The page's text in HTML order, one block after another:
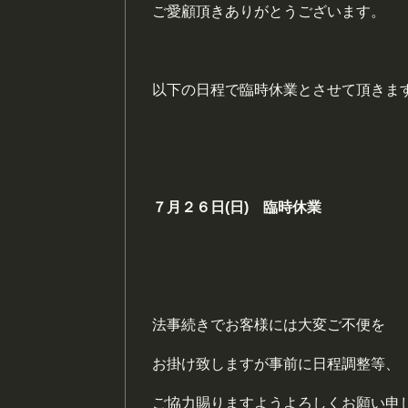
ご愛顧頂きありがとうございます。
以下の日程で臨時休業とさせて頂きま
７月２６日(日) 臨時休業
法事続きでお客様には大変ご不便を
お掛け致しますが事前に日程調整等、
ご協力賜りますようよろしくお願い申